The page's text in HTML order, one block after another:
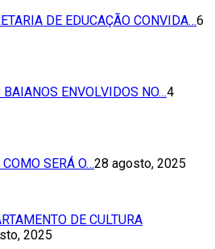
DE EDUCAÇÃO CONVIDA…6
ENVOLVIDOS NO…4
SERÁ O…28 agosto, 2025
DE CULTURA
2025